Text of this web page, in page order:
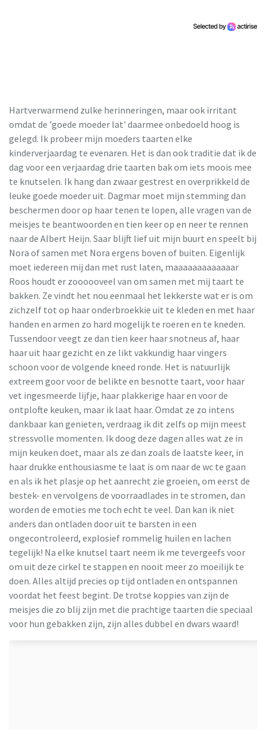
Hartverwarmend zulke herinneringen, maar ook irritant
omdat de 'goede moeder lat' daarmee onbedoeld hoog is
gelegd. Ik probeer mijn moeders taarten elke
kinderverjaardag te evenaren. Het is dan ook traditie dat ik de
dag voor een verjaardag drie taarten bak om iets moois mee
te knutselen. Ik hang dan zwaar gestrest en overprikkeld de
leuke goede moeder uit. Dagmar moet mijn stemming dan
beschermen door op haar tenen te lopen, alle vragen van de
meisjes te beantwoorden en tien keer op en neer te rennen
naar de Albert Heijn. Saar blijft lief uit mijn buurt en speelt bij
Nora of samen met Nora ergens boven of buiten. Eigenlijk
moet iedereen mij dan met rust laten, maaaaaaaaaaaaar
Roos houdt er zoooooveel van om samen met mij taart te
bakken. Ze vindt het nou eenmaal het lekkerste wat er is om
zichzelf tot op haar onderbroekkie uit te kleden en met haar
handen en armen zo hard mogelijk te roeren en te kneden.
Tussendoor veegt ze dan tien keer haar snotneus af, haar
haar uit haar gezicht en ze likt vakkundig haar vingers
schoon voor de volgende kneed ronde. Het is natuurlijk
extreem goor voor de belikte en besnotte taart, voor haar
vet ingesmeerde lijfje, haar plakkerige haar en voor de
ontplofte keuken, maar ik laat haar. Omdat ze zo intens
dankbaar kan genieten, verdraag ik dit zelfs op mijn meest
stressvolle momenten. Ik doog deze dagen alles wat ze in
mijn keuken doet, maar als ze dan zoals de laatste keer, in
haar drukke enthousiasme te laat is om naar de wc te gaan
en als ik het plasje op het aanrecht zie groeien, om eerst de
bestek- en vervolgens de voorraadlades in te stromen, dan
worden de emoties me toch echt te veel. Dan kan ik niet
anders dan ontladen door uit te barsten in een
ongecontroleerd, explosief rommelig huilen en lachen
tegelijk! Na elke knutsel taart neem ik me tevergeefs voor
om uit deze cirkel te stappen en nooit meer zo moeilijk te
doen. Alles altijd precies op tijd ontladen en ontspannen
voordat het feest begint. De trotse koppies van zijn de
meisjes die zo blij zijn met die prachtige taarten die speciaal
voor hun gebakken zijn, zijn alles dubbel en dwars waard!